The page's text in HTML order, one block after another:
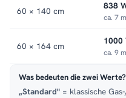
Passende Varianten,
ALRONA
60 × 140 cm 838
ca. 7
60 × 164 cm 1000
ca. 9
Was bedeuten die zwei Werte?
„Standard" = klassische